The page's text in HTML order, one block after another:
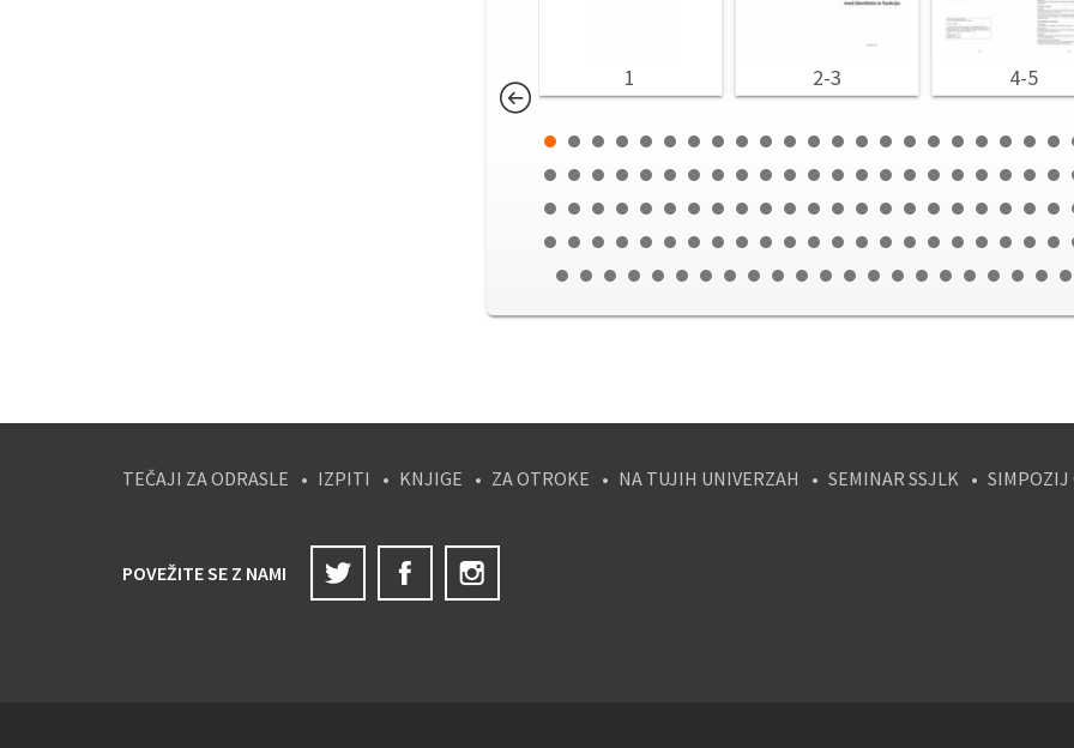
1 2-3 4-5
TEČAJI ZA ODRASLE IZPITI KNJIGE ZA OTROKE NA TUJIH UNIVERZAH SEMINAR SSJLK SIMPOZIJ
POVEŽITE SE Z NAMI
Twitter Facebook